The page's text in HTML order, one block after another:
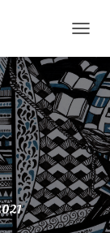
É
P
L
I
E
R
L
A
N
A
V
I